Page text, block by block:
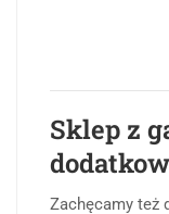
Sklep z
Zachęcamy też